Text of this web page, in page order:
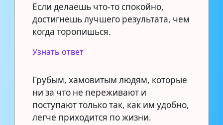
Если делаешь что-то спокойно,
достигнешь лучшего результата, чем
когда торопишься.
Узнать ответ
Грубым, хамовитым людям, которые
ни за что не переживают и
поступают только так, как им удобно,
легче приходится по жизни.